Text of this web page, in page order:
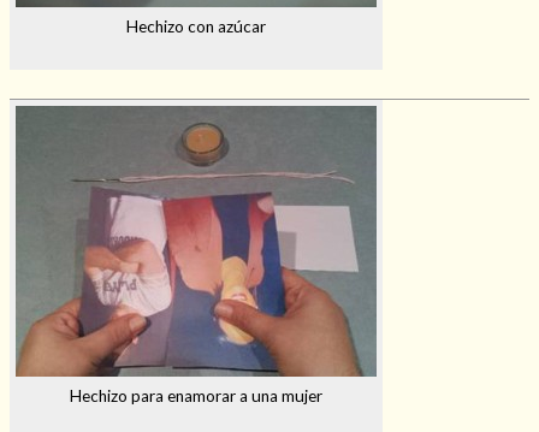
Hechizo con azúcar
Hechizo para enamorar a una mujer